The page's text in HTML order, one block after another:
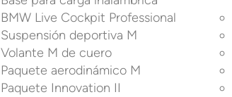
BMW Live Cockpit Professional
Suspensión deportiva M
Volante M de cuero
Paquete aerodinámico M
Paquete Innovation II